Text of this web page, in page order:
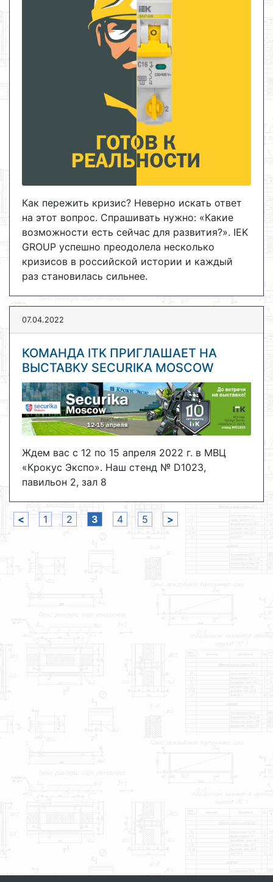
Как пережить кризис? Неверно искать ответ
на этот вопрос. Спрашивать нужно: «Какие
возможности есть сейчас для развития?». IEK
GROUP успешно преодолела несколько
кризисов в российской истории и каждый
раз становилась сильнее.
07.04.2022
КОМАНДА ITK ПРИГЛАШАЕТ НА
ВЫСТАВКУ SECURIKA MOSCOW
Ждем вас с 12 по 15 апреля 2022 г. в МВЦ
«Крокус Экспо». Наш стенд № D1023,
павильон 2, зал 8
< 1 2 3 4 5 >